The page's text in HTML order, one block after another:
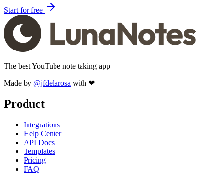
Start for free
The best YouTube note taking app
Made by @jfdelarosa with ❤
Product
Integrations
Help Center
API Docs
Templates
Pricing
FAQ